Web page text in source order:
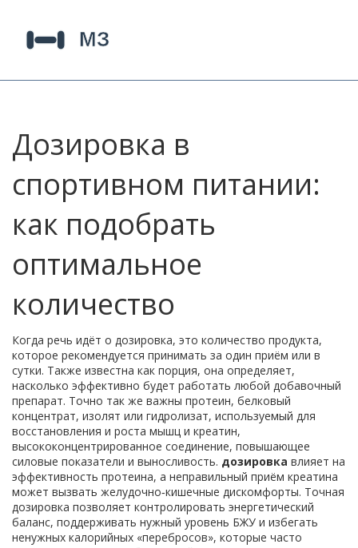
Дозировка в
спортивном питании:
как подобрать
оптимальное
количество
Когда речь идёт о дозировка, это количество продукта,
которое рекомендуется принимать за один приём или в
сутки. Также известна как порция, она определяет,
насколько эффективно будет работать любой добавочный
препарат. Точно так же важны протеин, белковый
концентрат, изолят или гидролизат, используемый для
восстановления и роста мышц и креатин,
высококонцентрированное соединение, повышающее
силовые показатели и выносливость. дозировка влияет на
эффективность протеина, а неправильный приём креатина
может вызвать желудочно‑кишечные дискомфорты. Точная
дозировка позволяет контролировать энергетический
баланс, поддерживать нужный уровень БЖУ и избегать
ненужных калорийных «перебросов», которые часто